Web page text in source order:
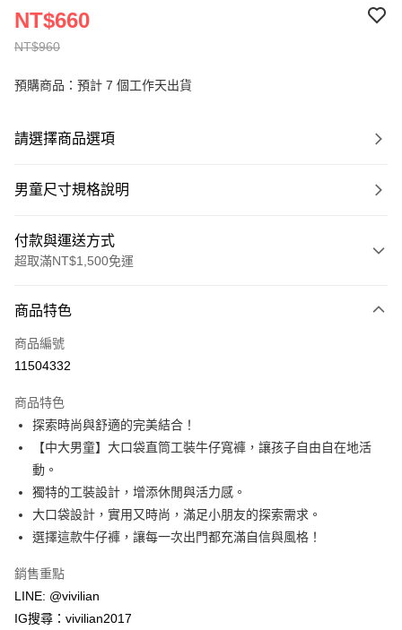
NT$960
NT$660
預購商品：預計 7 個工作天出貨
請選擇商品選項
男童尺寸規格說明
付款與運送方式
超取滿NT$1,500免運
信用卡一次付款
信用卡分期付款
合作金庫商業銀行
華南商業銀行
上海商業儲蓄銀行
台北富邦商業銀行
國泰世華商業銀行
臺灣中小企業銀行
台中商業銀行
匯豐（台灣）商業銀行
華泰商業銀行
聯邦商業銀行
遠東國際商業銀行
元大商業銀行
永豐商業銀行
台新國際商業銀行
台灣樂天信用卡公司
超商取貨付款
LINE Pay
Apple Pay
街口支付
Google Pay
大哥付你分期
商品特色
商品編號
11504332
商品特色
探索時尚與舒適的完美結合！
【中大男童】大口袋直筒工裝牛仔寬褲，讓孩子自由自在地活
動。
獨特的工裝設計，增添休閒與活力感。
大口袋設計，實用又時尚，滿足小朋友的探索需求。
選擇這款牛仔褲，讓每一次出門都充滿自信與風格！
銷售重點
LINE: @vivilian
IG搜尋：vivilian2017